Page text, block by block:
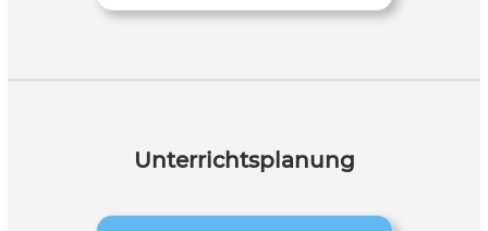
Unterrichtsplanung